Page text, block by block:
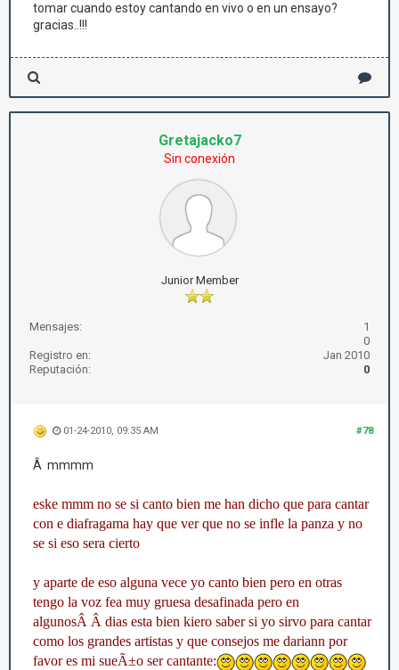
tomar cuando estoy cantando en vivo o en un ensayo?
gracias..!!!
Gretajacko7
Sin conexión
Junior Member
Mensajes:
1
0
Registro en:
Jan 2010
Reputación:
0
#78
01-24-2010, 09:35 AM
Â mmmm
eske mmm no se si canto bien me han dicho que para cantar
con e diafragama hay que ver que no se infle la panza y no
se si eso sera cierto
y aparte de eso alguna vece yo canto bien pero en otras
tengo la voz fea muy gruesa desafinada pero en
algunosÂ Â dias esta bien kiero saber si yo sirvo para cantar
como los grandes artistas y que consejos me dariann por
favor es mi sueÃ±o ser cantante: